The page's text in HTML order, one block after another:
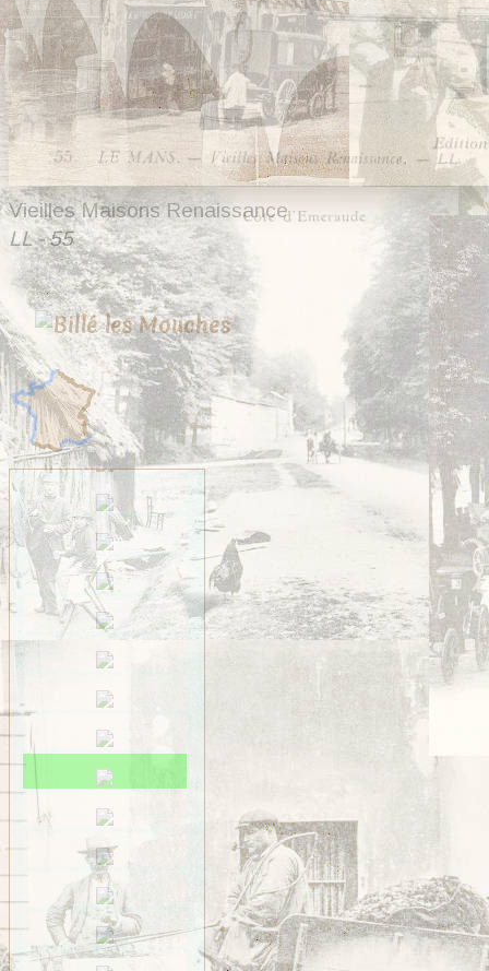
Vieilles Maisons Renaissance
LL - 55